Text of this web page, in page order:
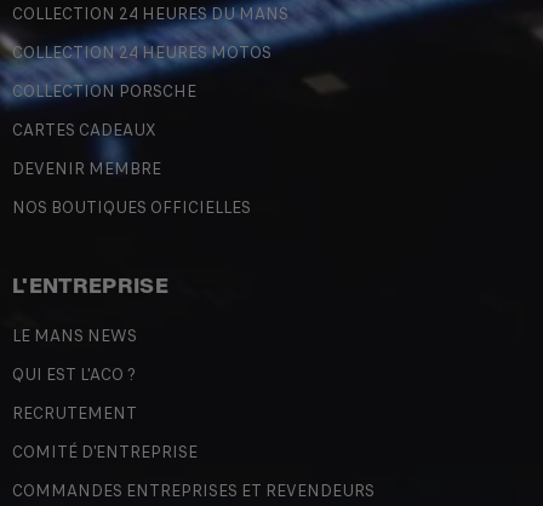
COLLECTION 24 HEURES DU MANS
COLLECTION 24 HEURES MOTOS
COLLECTION PORSCHE
CARTES CADEAUX
DEVENIR MEMBRE
NOS BOUTIQUES OFFICIELLES
L'ENTREPRISE
LE MANS NEWS
QUI EST L'ACO ?
RECRUTEMENT
COMITÉ D'ENTREPRISE
COMMANDES ENTREPRISES ET REVENDEURS